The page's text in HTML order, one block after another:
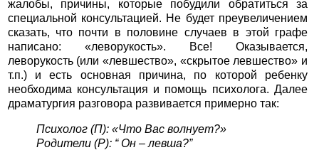
жалобы, причины, которые побудили обратиться за
специальной консультацией. Не будет преувеличением
сказать, что почти в половине случаев в этой графе
написано: «леворукость». Все! Оказывается,
леворукость (или «левшество», «скрытое левшество» и
т.п.) и есть основная причина, по которой ребенку
необходима консультация и помощь психолога. Далее
драматургия разговора развивается примерно так:
Психолог (П): «Что Вас волнует?»
Родители (Р): “ Он – левша?”